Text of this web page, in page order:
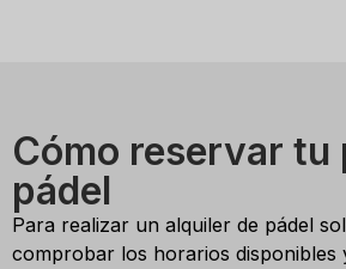
Cómo reservar tu
pádel
Para realizar un alquiler de pádel
comprobar los horarios disponibles